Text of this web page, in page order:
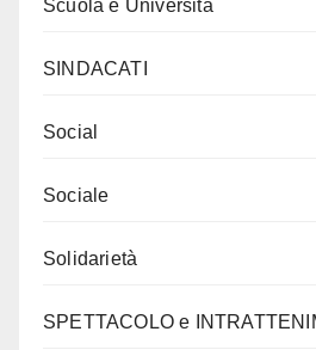
Scuola e Università
SINDACATI
Social
Sociale
Solidarietà
SPETTACOLO e